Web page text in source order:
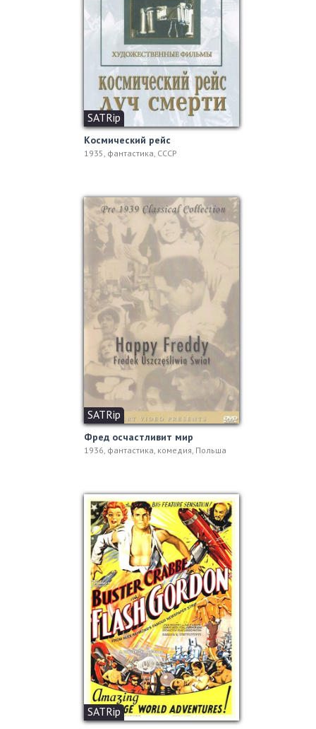
SATRip
Космический рейс
1935, фантастика, СССР
SATRip
Фред осчастливит мир
1936, фантастика, комедия, Польша
SATRip